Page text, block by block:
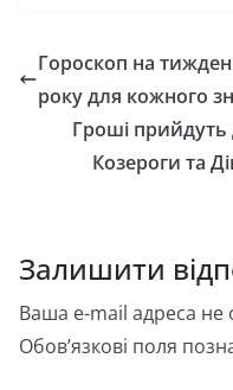
e
b
o
o
o
d
o
n
l
Гороскоп на
року для кожного
Гроші прийдуть
Козероги та
Залишити
Ваша e-mail адреса
Обов’язкові поля